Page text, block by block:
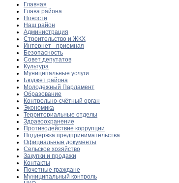
Главная
Глава района
Новости
Наш район
Администрация
Строительство и ЖКХ
Интернет - приемная
Безопасность
Совет депутатов
Культура
Муниципальные услуги
Бюджет района
Молодежный Парламент
Образование
Контрольно-счётный орган
Экономика
Территориальные отделы
Здравоохранение
Противодействие коррупции
Поддержка предпринимательства
Официальные документы
Сельское хозяйство
Закупки и продажи
Контакты
Почетные граждане
Муниципальный контроль